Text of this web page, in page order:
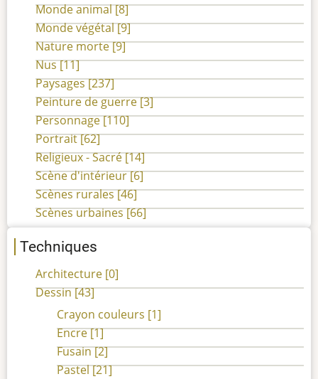
Monde animal[8]
Monde végétal[9]
Nature morte[9]
Nus[11]
Paysages[237]
Peinture de guerre[3]
Personnage[110]
Portrait[62]
Religieux - Sacré[14]
Scène d'intérieur[6]
Scènes rurales[46]
Scènes urbaines[66]
Techniques
Architecture [0]
Dessin[43]
Crayon couleurs [1]
Encre[1]
Fusain[2]
Pastel[21]